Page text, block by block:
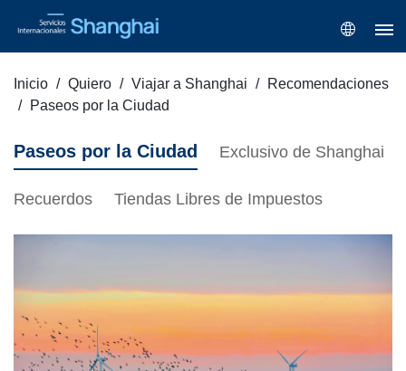
Inicio Quiero Viajar a Shanghai
Recomendaciones
Paseos por la Ciudad
Paseos por la Ciudad Exclusivo de Shanghai
Recuerdos Tiendas Libres de Impuestos